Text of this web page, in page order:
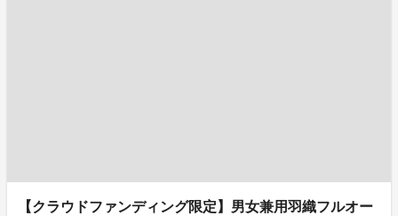
【クラウドファンディング限定】男女兼用羽織フルオー